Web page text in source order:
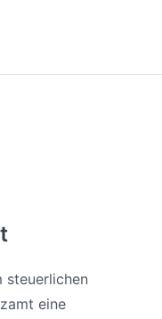
steuerlichen
eine